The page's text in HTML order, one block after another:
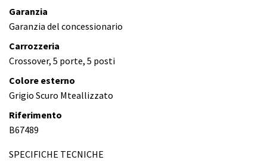
Garanzia
Garanzia del concessionario
Carrozzeria
Crossover, 5 porte, 5 posti
Colore esterno
Grigio Scuro Mteallizzato
Riferimento
B67489
SPECIFICHE TECNICHE